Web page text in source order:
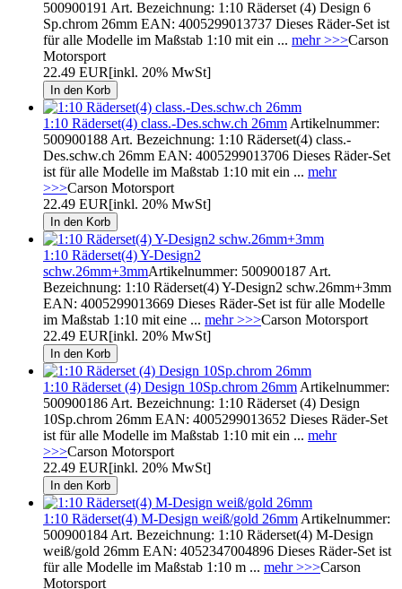
500900191 Art. Bezeichnung: 1:10 Räderset (4) Design 6
Sp.chrom 26mm EAN: 4005299013737 Dieses Räder-Set ist
für alle Modelle im Maßstab 1:10 mit ein ... mehr >>>Carson
Motorsport
22.49 EUR[inkl. 20% MwSt]
1:10 Räderset(4) class.-Des.schw.ch 26mm Artikelnummer:
500900188 Art. Bezeichnung: 1:10 Räderset(4) class.-
Des.schw.ch 26mm EAN: 4005299013706 Dieses Räder-Set
ist für alle Modelle im Maßstab 1:10 mit ein ... mehr
>>>Carson Motorsport
22.49 EUR[inkl. 20% MwSt]
1:10 Räderset(4) Y-Design2
schw.26mm+3mmArtikelnummer: 500900187 Art.
Bezeichnung: 1:10 Räderset(4) Y-Design2 schw.26mm+3mm
EAN: 4005299013669 Dieses Räder-Set ist für alle Modelle
im Maßstab 1:10 mit eine ... mehr >>>Carson Motorsport
22.49 EUR[inkl. 20% MwSt]
1:10 Räderset (4) Design 10Sp.chrom 26mm Artikelnummer:
500900186 Art. Bezeichnung: 1:10 Räderset (4) Design
10Sp.chrom 26mm EAN: 4005299013652 Dieses Räder-Set
ist für alle Modelle im Maßstab 1:10 mit ein ... mehr
>>>Carson Motorsport
22.49 EUR[inkl. 20% MwSt]
1:10 Räderset(4) M-Design weiß/gold 26mm Artikelnummer:
500900184 Art. Bezeichnung: 1:10 Räderset(4) M-Design
weiß/gold 26mm EAN: 4052347004896 Dieses Räder-Set ist
für alle Modelle im Maßstab 1:10 m ... mehr >>>Carson
Motorsport